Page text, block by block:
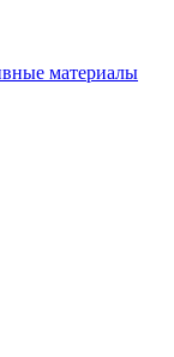
материалы